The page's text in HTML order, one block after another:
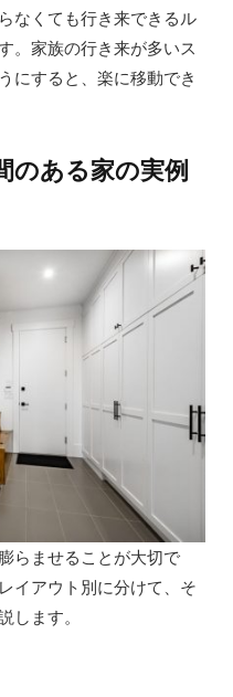
なくても行き来できるル
。家族の行き来が多いス
にすると、楽に移動でき
のある家の実例
らませることが大切で
イアウト別に分けて、そ
します。